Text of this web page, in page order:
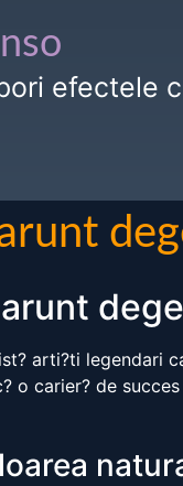
efectele
arti?ti legendari
o carier? de